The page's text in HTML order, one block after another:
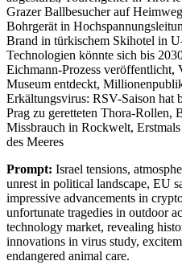
Grazer Ballbesucher auf
Bohrgerät in
Brand in türkischem Skihotel in
Technologien könnte sich bis
Eichmann-Prozess veröffentlicht,
Museum entdeckt,
Erkältungsvirus: RSV-Saison hat
Prag zu geretteten Thora-Rollen,
Missbrauch in Rockwelt,
des Meeres
Prompt: Israel tensions,
unrest in political landscape, EU
impressive advancements in
unfortunate tragedies in outdoor
technology market, revealing
innovations in virus study,
endangered animal care.